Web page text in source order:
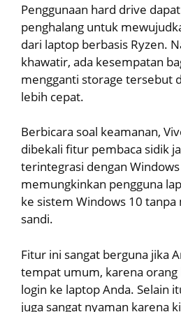
Penggunaan hard drive
penghalang untuk
dari laptop berbasis Ryzen.
khawatir, ada kesempatan
mengganti storage tersebut
lebih cepat.
Berbicara soal keamanan,
dibekali fitur pembaca sidik
terintegrasi dengan
memungkinkan pengguna
ke sistem Windows 10
sandi.
Fitur ini sangat berguna jika
tempat umum, karena orang
login ke laptop Anda. Selain
juga sangat nyaman karena